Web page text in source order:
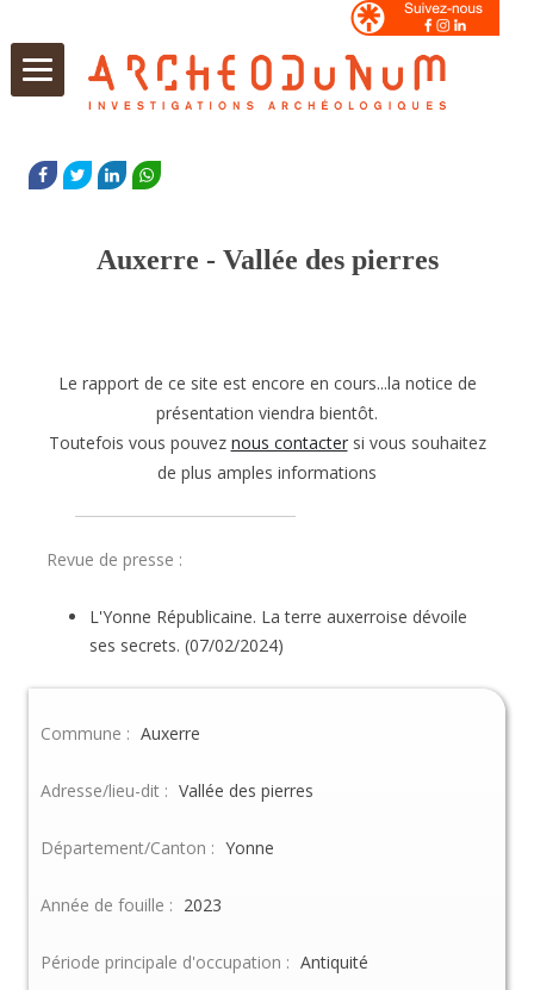
FACEBOOK
TWITTERLINKEDIN
Auxerre - Vallée des pierres
Le rapport de ce site est encore en cours...la notice de
présentation viendra bientôt.
Toutefois vous pouvez nous contactersi vous souhaitez
de plus amples informations
Revue de presse :
L'Yonne Républicaine. La terre auxerroise dévoile
ses secrets. (07/02/2024)
Commune : Auxerre
Adresse/lieu-dit : Vallée des pierres
Département/Canton : Yonne
Année de fouille : 2023
Période principale d'occupation : Antiquité